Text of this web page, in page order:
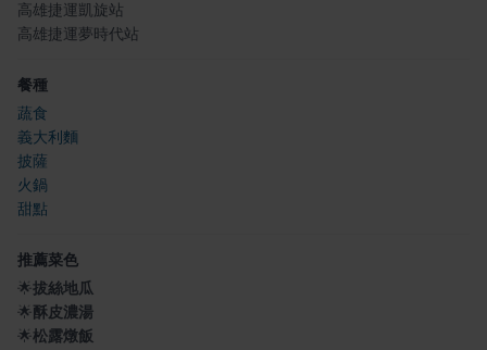
高雄捷運凱旋站
高雄捷運夢時代站
餐種
蔬食
義大利麵
披薩
火鍋
甜點
推薦菜色
🌟拔絲地瓜
🌟酥皮濃湯
🌟松露燉飯